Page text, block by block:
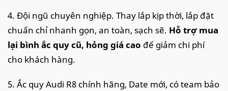
4. Đội ngũ chuyên nghiệp. Thay lắp kịp thời, lắp đặt
chuẩn chỉ nhanh gọn, an toàn, sạch sẽ. Hỗ trợ mua
lại bình ắc quy cũ, hỏng giá cao để giảm chi phí
cho khách hàng.
5. Ắc quy Audi R8 chính hãng, Date mới, có team bảo